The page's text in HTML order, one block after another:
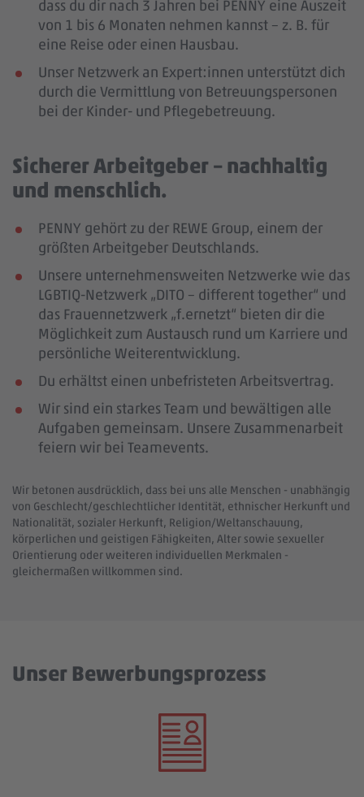
dass du dir nach 3 Jahren bei PENNY eine Auszeit
von 1 bis 6 Monaten nehmen kannst – z. B. für
eine Reise oder einen Hausbau.
Unser Netzwerk an Expert:innen unterstützt dich
durch die Vermittlung von Betreuungspersonen
bei der Kinder- und Pflegebetreuung.
Sicherer Arbeitgeber – nachhaltig
und menschlich.
PENNY gehört zu der REWE Group, einem der
größten Arbeitgeber Deutschlands.
Unsere unternehmensweiten Netzwerke wie das
LGBTIQ-Netzwerk „DITO – different together“ und
das Frauennetzwerk „f.ernetzt“ bieten dir die
Möglichkeit zum Austausch rund um Karriere und
persönliche Weiterentwicklung.
Du erhältst einen unbefristeten Arbeitsvertrag.
Wir sind ein starkes Team und bewältigen alle
Aufgaben gemeinsam. Unsere Zusammenarbeit
feiern wir bei Teamevents.
Wir betonen ausdrücklich, dass bei uns alle Menschen - unabhängig
von Geschlecht/geschlechtlicher Identität, ethnischer Herkunft und
Nationalität, sozialer Herkunft, Religion/Weltanschauung,
körperlichen und geistigen Fähigkeiten, Alter sowie sexueller
Orientierung oder weiteren individuellen Merkmalen -
gleichermaßen willkommen sind.
Unser Bewerbungsprozess